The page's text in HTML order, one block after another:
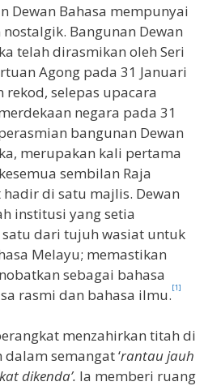
Dewan Bahasa mempunyai
Bangunan Dewan
telah dirasmikan oleh Seri
Agong pada 31 Januari
rekod, selepas upacara
negara pada 31
bangunan Dewan
merupakan kali pertama
sembilan Raja
di satu majlis. Dewan
institusi yang setia
dari tujuh wasiat untuk
Melayu; memastikan
sebagai bahasa
rasmi dan bahasa ilmu.[1]
menzahirkan titah di
semangat ‘rantau jauh
dikenda’. Ia memberi ruang